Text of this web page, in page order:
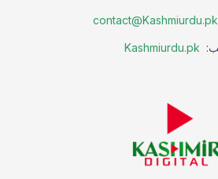
contact@Kashmiurdu.pk
Kashmiurdu.pk